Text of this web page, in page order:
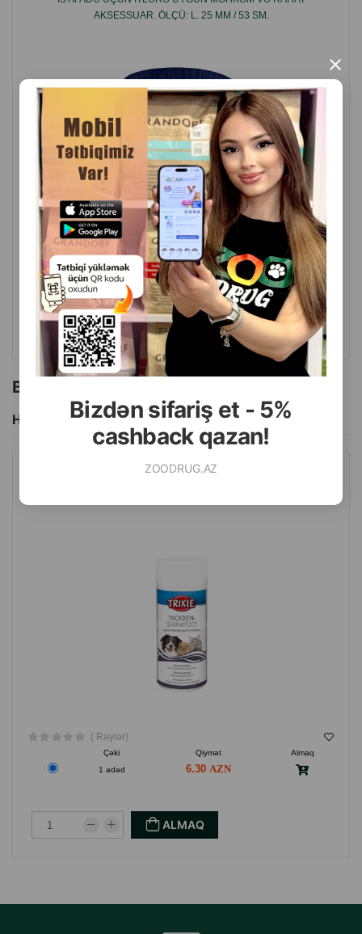
Bizdən sifariş et - 5%
cashback qazan!
ZOODRUG.AZ
×
AKSESSUAR. ÖLÇÜ: L. 25 MM / 53 SM.
( Rəylər)
Çəki Qiymət
Almaq
1 ədəd
20.50
ALMAQ
Bu brendin başqa məhsulları
Hamısını Gör
( Rəylər)
Çəki Qiymət
Almaq
1 ədəd
6.30
ALMAQ